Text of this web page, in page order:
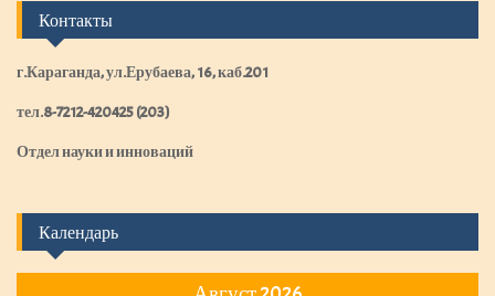
Контакты
г.Караганда, ул.Ерубаева, 16, каб.201
тел.8-7212-420425 (203)
Отдел науки и инноваций
Календарь